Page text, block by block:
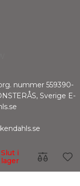
nummer 559390-
Sverige E-
Slut i
lager